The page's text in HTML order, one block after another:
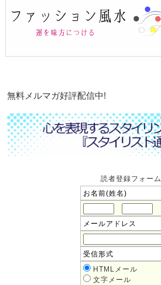
無料メルマガ好評配信中!
読者登録フォーム
お名前(姓名)
メールアドレス
受信形式
HTMLメール
文字メール